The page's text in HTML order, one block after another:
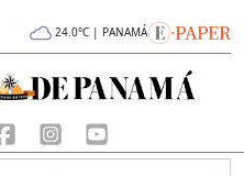
24.0°C | PANAMÁ